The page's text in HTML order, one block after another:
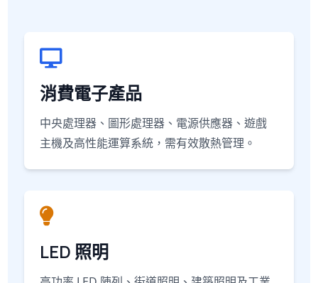
消費電子產品
中央處理器、圖形處理器、電源供應器、遊戲
主機及高性能運算系統，需有效散熱管理。
LED 照明